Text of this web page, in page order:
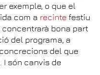
exemple, o que el
com a recinte festiu
concentrarà bona part
del programa, a
del que
I són canvis de